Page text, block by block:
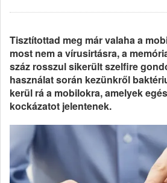
Tisztítottad meg már valaha a
most nem a vírusirtásra, a
száz rosszul sikerült szelfire
használat során kezünkről
kerül rá a mobilokra, amelyek
kockázatot jelentenek.